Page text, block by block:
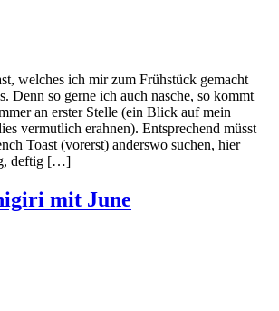
welches ich mir zum Frühstück gemacht
Denn so gerne ich auch nasche, so kommt
an erster Stelle (ein Blick auf mein
vermutlich erahnen). Entsprechend müsst
Toast (vorerst) anderswo suchen, hier
deftig […]
mit June